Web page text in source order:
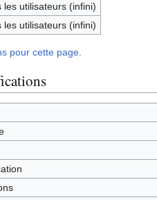
les utilisateurs (infini)
les utilisateurs (infini)
pour cette page.